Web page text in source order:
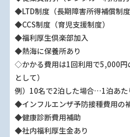
◆LTD制度（長期障害所得補償制度
◆CCS制度（育児支援制度）
◆福利厚生倶楽部加入
◆熱海に保養所あり
◇かかる費用は1回利用で5,000円
として）
例）10名で2泊した場合…1泊あた
◆インフルエンザ予防接種費用の
◆健康診断費用補助
◆社内福利厚生金あり